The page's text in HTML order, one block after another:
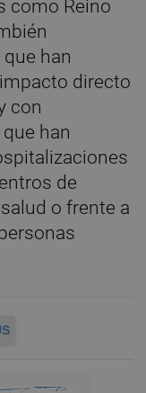
como Reino
han
directo
con
han
de
o frente a